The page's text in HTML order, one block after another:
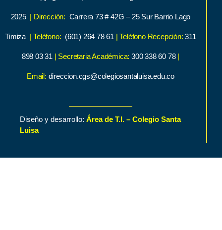
2025 | Dirección: Carrera 73 # 42G – 25 Sur Barrio Lago
Timiza | Teléfono: (601) 264 78 61 | Teléfono Recepción: 311
898 03 31 | Secretaria Académica:300 338 60 78 |
Email: direccion.cgs@colegiosantaluisa.edu.co
Diseño y desarrollo: Área de T.I. – Colegio Santa
Luisa